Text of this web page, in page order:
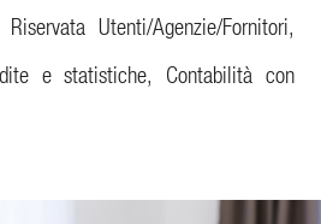
Utenti/Agenzie/Fornitori,
e statistiche, Contabilità con